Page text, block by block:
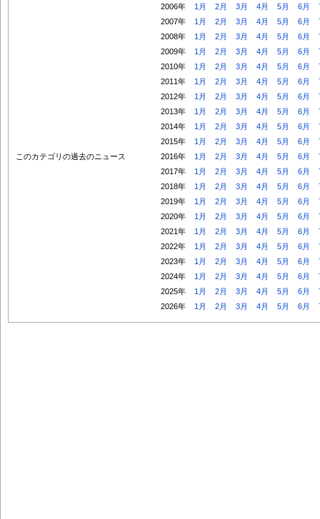
このカテゴリの過去のニュース
2006年 1月 2月 3月 4月 5月 6月
2007年
1月 2月 3月 4月 5月 6月
2008年
1月 2月 3月 4月 5月 6月
2009年
1月 2月 3月 4月 5月 6月
2010年
1月 2月 3月 4月 5月 6月
2011年
1月 2月 3月 4月 5月 6月
2012年
1月 2月 3月 4月 5月 6月
2013年
1月 2月 3月 4月 5月 6月
2014年
1月 2月 3月 4月 5月 6月
2015年
1月 2月 3月 4月 5月 6月
2016年
1月 2月 3月 4月 5月 6月
2017年
1月 2月 3月 4月 5月 6月
2018年
1月 2月 3月 4月 5月 6月
2019年
1月 2月 3月 4月 5月 6月
2020年
1月 2月 3月 4月 5月 6月
2021年
1月 2月 3月 4月 5月 6月
2022年
1月 2月 3月 4月 5月 6月
2023年
1月 2月 3月 4月 5月 6月
2024年
1月 2月 3月 4月 5月 6月
2025年
1月 2月 3月 4月 5月 6月
2026年
1月 2月 3月 4月 5月 6月